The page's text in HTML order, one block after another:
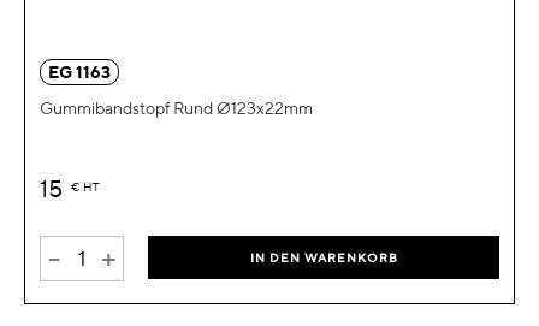
EG 1163
Gummibandstopf Rund Ø123x22mm
15 € HT
- + IN DEN WARENKORB